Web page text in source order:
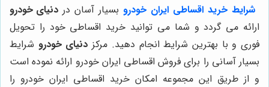
شرایط خرید اقساطی ایران خودرو بسیار آسان در دنیای خودرو
ارائه می گردد و شما می توانید خرید اقساطی خود را تحویل
فوری و با بهترین شرایط انجام دهید. مرکز دنیای خودرو شرایط
بسیار آسانی را برای فروش اقساطی ایران خودرو ارائه نموده است
و از طریق این مجموعه امکان خرید اقساطی ایران خودرو را